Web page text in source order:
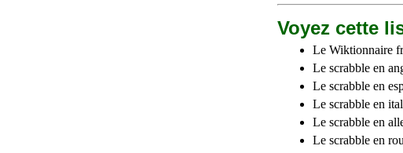
Voyez cette
Le Wiktionnaire
Le scrabble en
Le scrabble en
Le scrabble en
Le scrabble en
Le scrabble en